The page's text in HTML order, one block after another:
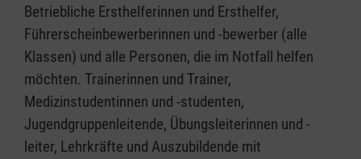
Betriebliche Ersthelferinnen und Ersthelfer,
Führerscheinbewerberinnen und -bewerber (alle
Klassen) und alle Personen, die im Notfall helfen
möchten. Trainerinnen und Trainer,
Medizinstudentinnen und -studenten,
Jugendgruppenleitende, Übungsleiterinnen und -
leiter, Lehrkräfte und Auszubildende mit